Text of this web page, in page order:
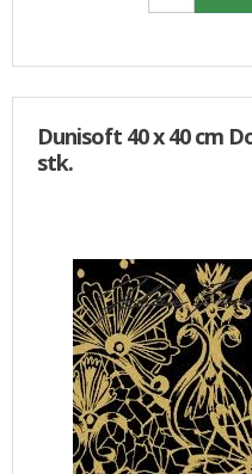
Dunisoft 40 x 40 cm
stk.